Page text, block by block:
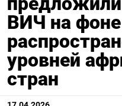
ВИЧ на
уровней
стран